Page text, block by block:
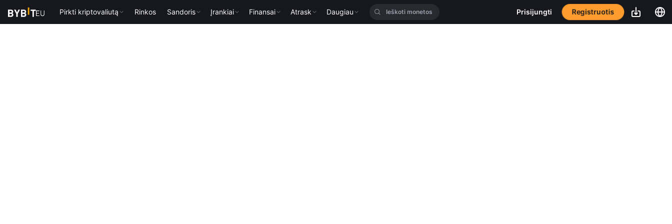
Pirkti kriptovaliutą Rinkos Sandoris Įrankiai Finansai Atrask Daugiau Prisijungti Registruotis